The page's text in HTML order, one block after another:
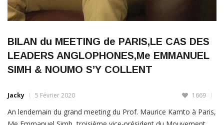
BILAN du MEETING de PARIS,LE CAS DES
LEADERS ANGLOPHONES,Me EMMANUEL
SIMH & NOUMO S’Y COLLENT
Jacky 5 Février 2020 1669
An lendemain du grand meeting du Prof. Maurice Kamto à Paris,